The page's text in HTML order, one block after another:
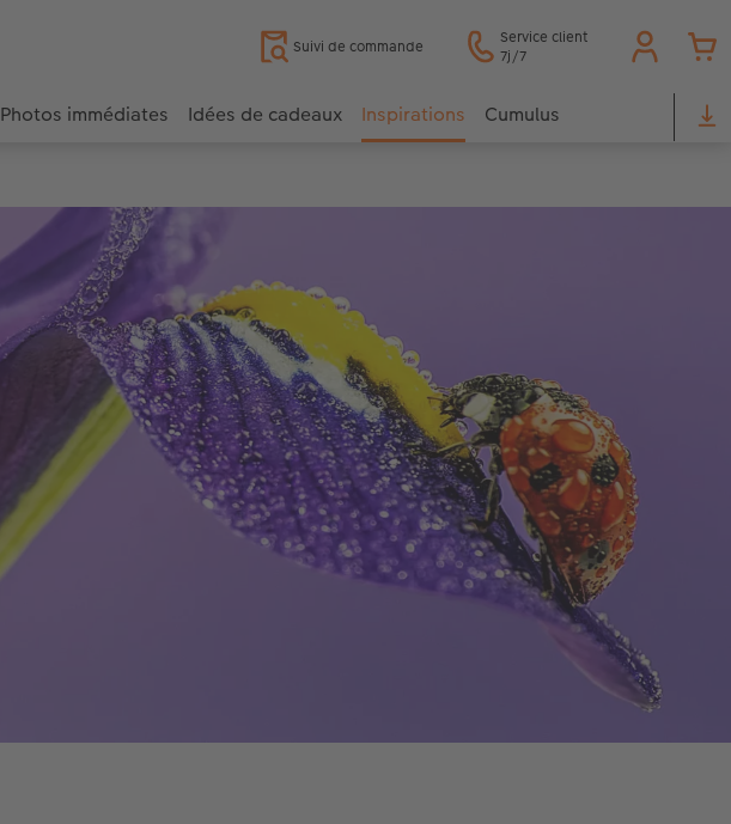
Suivi de commande
Service client
7j/7
Photos immédiates Idées de cadeaux Inspirations Cumulus